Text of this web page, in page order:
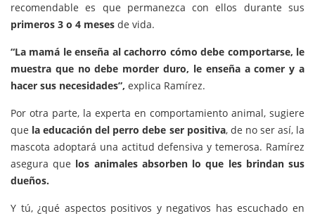
recomendable es que permanezca con ellos durante sus
primeros 3 o 4 meses de vida.
“La mamá le enseña al cachorro cómo debe comportarse, le
muestra que no debe morder duro, le enseña a comer y a
hacer sus necesidades”, explica Ramírez.
Por otra parte, la experta en comportamiento animal, sugiere
que la educación del perro debe ser positiva, de no ser así, la
mascota adoptará una actitud defensiva y temerosa. Ramírez
asegura que los animales absorben lo que les brindan sus
dueños.
Y tú, ¿qué aspectos positivos y negativos has escuchado en